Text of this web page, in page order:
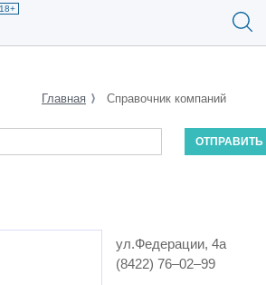
18+
Главная Справочник компаний
ул.Федерации, 4а
(8422) 76‒02‒99